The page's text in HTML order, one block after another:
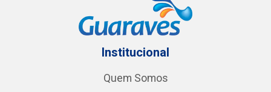
Institucional
Quem Somos